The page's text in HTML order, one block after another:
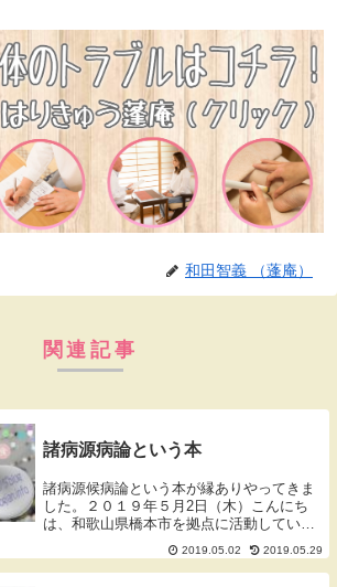
和田智義 （蓬庵）
関連記事
諸病源病論という本
諸病源候病論という本が縁ありやってきま
した。２０１９年５月2日（木）こんにち
は、和歌山県橋本市を拠点に活動していま
す、蓬庵（よもぎあん）のワダです。ブロ
グをご覧頂きありがとうございます。諸病
源候論（しょびょうげんこうろん）諸病源
2019.05.02 2019.05.29